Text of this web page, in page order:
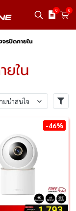
0 0
รปิดภายใน
ใน
มน่าสนใจ
-46%